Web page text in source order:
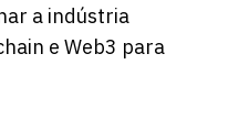
a indústria
e Web3 para